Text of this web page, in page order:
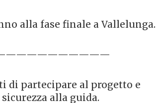
alla fase finale a Vallelunga.
di partecipare al progetto e
alla guida.